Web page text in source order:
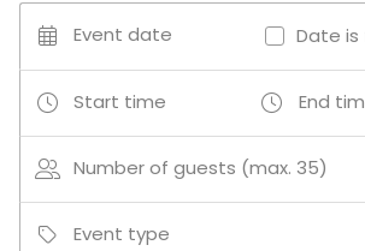
Villa / Mansion
Terrace / Courtyard
Event date Date is
Start time End
Number of guests (max. 35)
Event type